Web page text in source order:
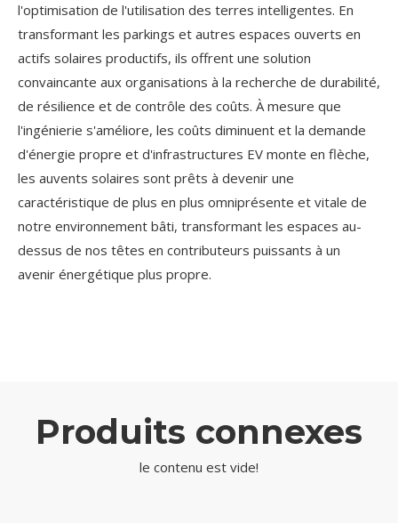
l'optimisation de l'utilisation des terres intelligentes. En
transformant les parkings et autres espaces ouverts en
actifs solaires productifs, ils offrent une solution
convaincante aux organisations à la recherche de durabilité,
de résilience et de contrôle des coûts. À mesure que
l'ingénierie s'améliore, les coûts diminuent et la demande
d'énergie propre et d'infrastructures EV monte en flèche,
les auvents solaires sont prêts à devenir une
caractéristique de plus en plus omniprésente et vitale de
notre environnement bâti, transformant les espaces au-
dessus de nos têtes en contributeurs puissants à un
avenir énergétique plus propre.
Produits connexes
le contenu est vide!